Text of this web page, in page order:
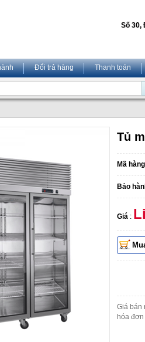
Số 30,
Đổi trả hàng Thanh toán
Tủ
Mã hàng
Bảo
Giá :
Giá bán
hóa